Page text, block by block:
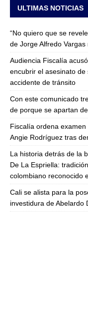
ULTIMAS NOTICIAS
“No quiero que se
de Jorge Alfredo
Audiencia Fiscalía
encubrir el asesinato
accidente de tránsito
Con este comunicado
de porque se apartan
Fiscalía ordena
Angie Rodríguez tras
La historia detrás de la
De La Espriella:
colombiano reconocido
Cali se alista para la
investidura de Abelardo